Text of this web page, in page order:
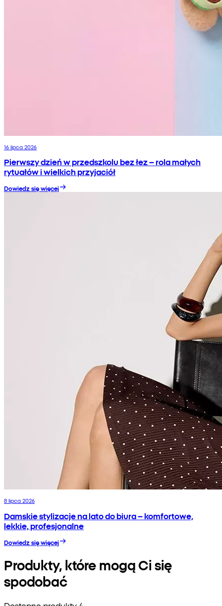
16 lipca 2026
Pierwszy dzień w przedszkolu bez łez – rola małych
rytuałów i wielkich przyjaciół
Dowiedz się więcej
8 lipca 2026
Damskie stylizacje na lato do biura – komfortowe,
lekkie, profesjonalne
Dowiedz się więcej
Produkty, które mogą Ci się
spodobać